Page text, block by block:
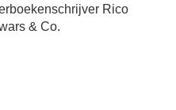
Rico
& Co.